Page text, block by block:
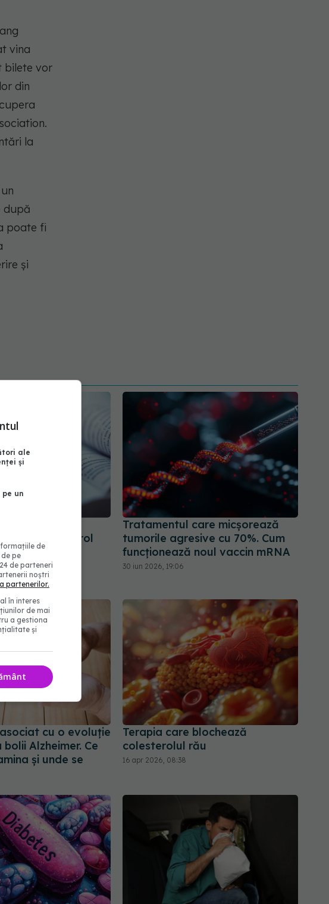
vina
bilete vor
din
la
după
poate fi
şi
pentru colesterol
bună.
medic
Tratamentul care micșorează
tumorile agresive cu 70%. Cum
funcționează noul vaccin mRNA
30 iun 2026, 19:06
cu o evoluție
Alzheimer. Ce
și unde se
Terapia care blochează
colesterolul rău
16 apr 2026, 08:38
ale
și
un
de
pe
de parteneri
noștri
partenerilor.
în interes
de mai
a gestiona
și